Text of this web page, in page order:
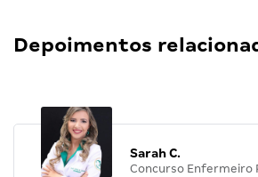
Depoimentos
Sarah C.
Concurso Enfermeiro